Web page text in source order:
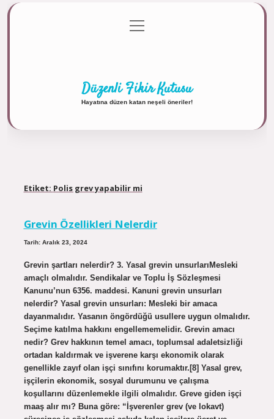
Gizlilik Politikası
menüyü
aç
Düzenli Fikir Kutusu
Hayatına düzen katan neşeli öneriler!
Etiket: Polis grev yapabilir mi
Grevin Özellikleri Nelerdir
Tarih: Aralık 23, 2024
Grevin şartları nelerdir? 3. Yasal grevin unsurlarıMesleki
amaçlı olmalıdır. Sendikalar ve Toplu İş Sözleşmesi
Kanunu’nun 6356. maddesi. Kanuni grevin unsurları
nelerdir? Yasal grevin unsurları: Mesleki bir amaca
dayanmalıdır. Yasanın öngördüğü usullere uygun olmalıdır.
Seçime katılma hakkını engellememelidir. Grevin amacı
nedir? Grev hakkının temel amacı, toplumsal adaletsizliği
ortadan kaldırmak ve işverene karşı ekonomik olarak
genellikle zayıf olan işçi sınıfını korumaktır.[8] Yasal grev,
işçilerin ekonomik, sosyal durumunu ve çalışma
koşullarını düzenlemekle ilgili olmalıdır. Greve giden işçi
maaş alır mı? Buna göre: “İşverenler grev (ve lokavt)